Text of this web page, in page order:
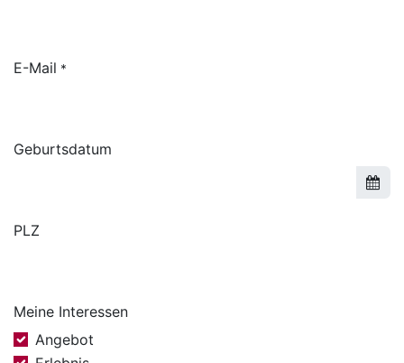
E-Mail *
Geburtsdatum
PLZ
Meine Interessen
Angebot